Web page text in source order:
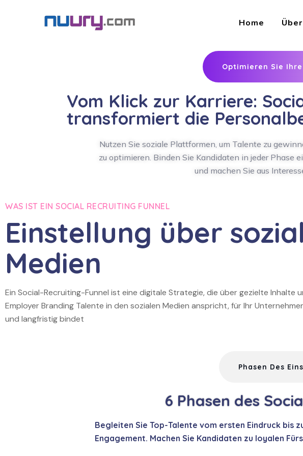
Home
Optimieren Sie
Vom Klick zur Karriere:
transformiert die
Nutzen Sie soziale Plattformen, um Talente zu
zu optimieren. Binden Sie Kandidaten in jeder Phase
und machen Sie aus
WAS IST EIN SOCIAL RECRUITING FUNNEL
Einstellung über
Medien
Ein Social-Recruiting-Funnel ist eine digitale Strategie, die über gezielte Inhalte
Employer Branding Talente in den sozialen Medien anspricht, für Ihr
und langfristig bindet
Phasen Des
6 Phasen des
Begleiten Sie Top-Talente vom ersten Eindruck bis
Engagement. Machen Sie Kandidaten zu loyalen